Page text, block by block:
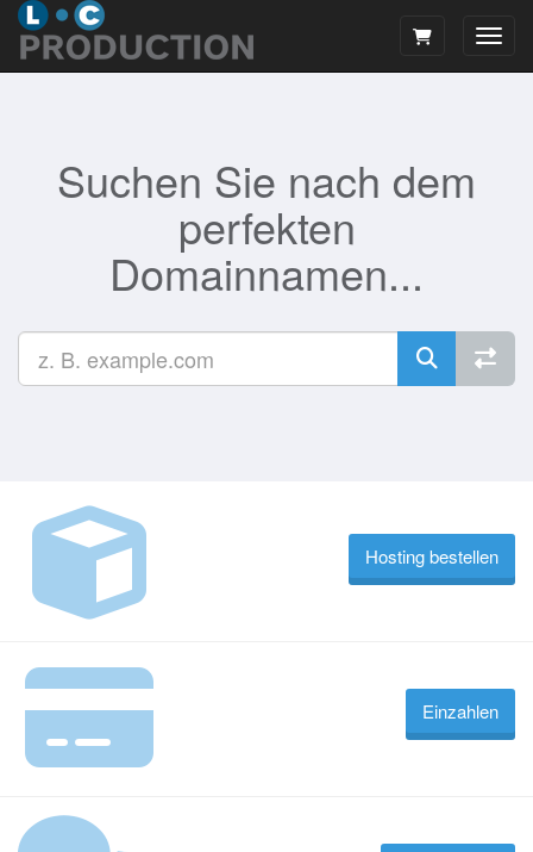
Suchen Sie nach dem
perfekten
Domainnamen...
Hosting bestellen
Einzahlen